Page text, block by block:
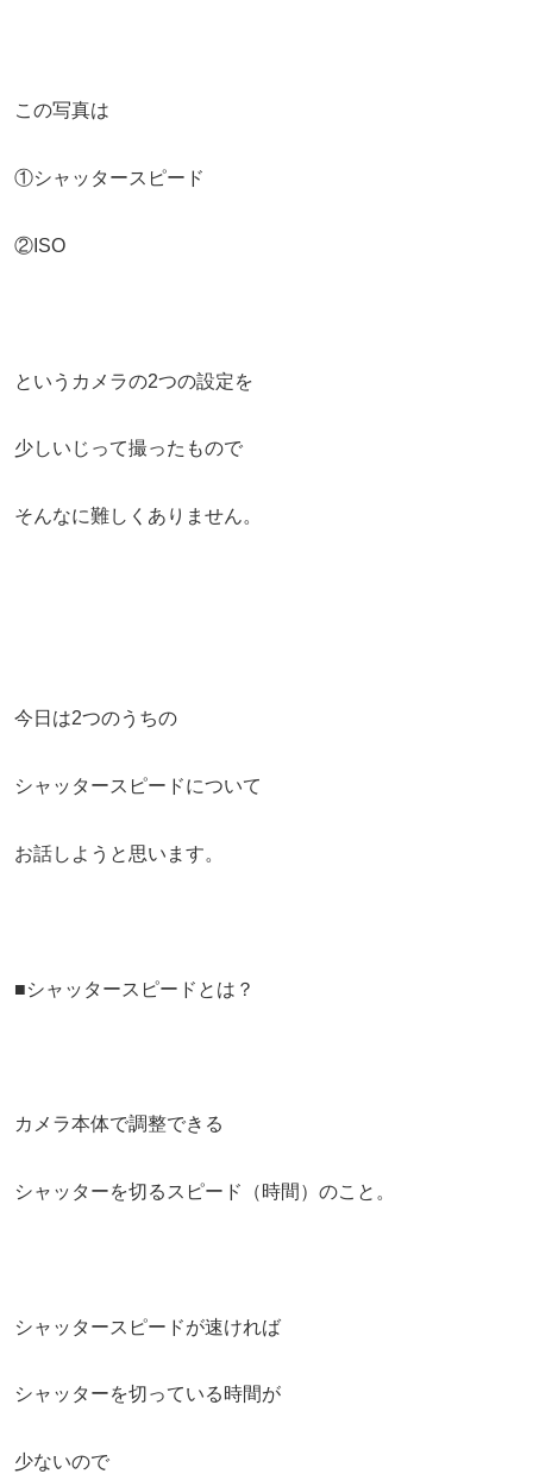
この写真は
①シャッタースピード
②ISO
というカメラの2つの設定を
少しいじって撮ったもので
そんなに難しくありません。
今日は2つのうちの
シャッタースピードについて
お話しようと思います。
■シャッタースピードとは？
カメラ本体で調整できる
シャッターを切るスピード（時間）のこと。
シャッタースピードが速ければ
シャッターを切っている時間が
少ないので